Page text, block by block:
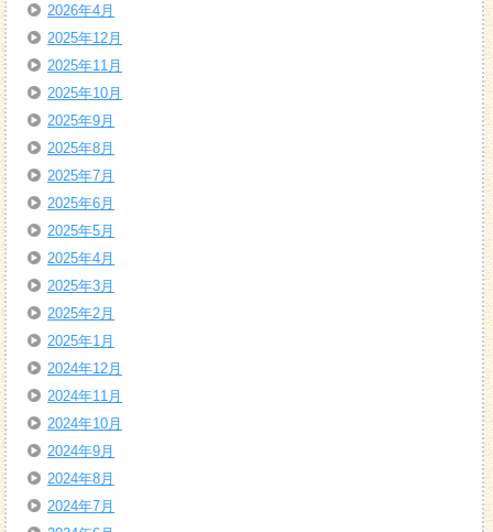
2026年4月
2025年12月
2025年11月
2025年10月
2025年9月
2025年8月
2025年7月
2025年6月
2025年5月
2025年4月
2025年3月
2025年2月
2025年1月
2024年12月
2024年11月
2024年10月
2024年9月
2024年8月
2024年7月